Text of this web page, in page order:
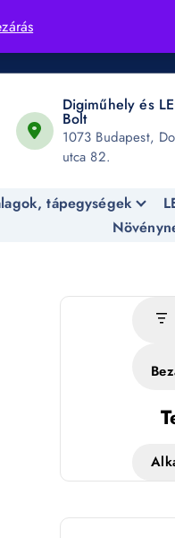
Digiműhely és
Bolt
1073 Budapest,
utca 82.
tápegységek